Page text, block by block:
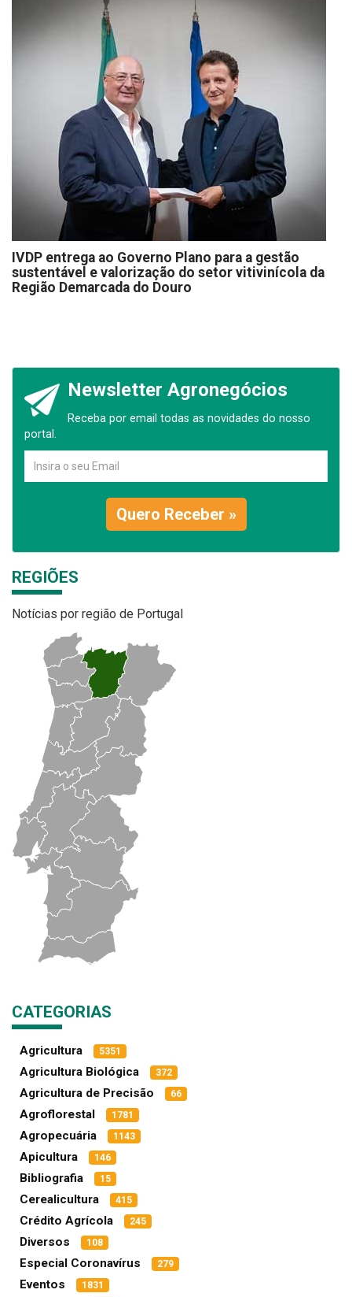
IVDP entrega ao Governo Plano para a gestão
sustentável e valorização do setor vitivinícola da
Região Demarcada do Douro
Newsletter Agronegócios
Receba por email todas as novidades do nosso
portal.
Quero Receber »
REGIÕES
Notícias por região de Portugal
CATEGORIAS
Agricultura 5351
Agricultura Biológica 372
Agricultura de Precisão 66
Agroflorestal 1781
Agropecuária 1143
Apicultura 146
Bibliografia 15
Cerealicultura 415
Crédito Agrícola 245
Diversos 108
Especial Coronavírus 279
Eventos 1831